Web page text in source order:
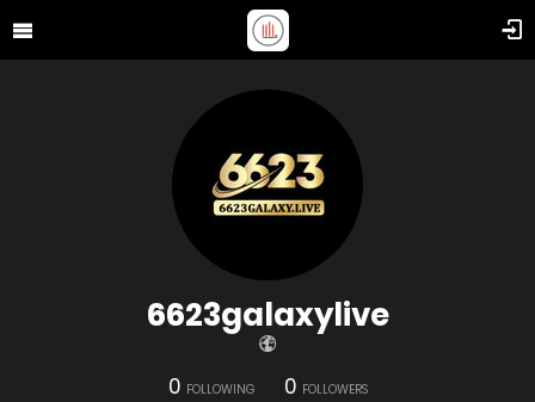
6623galaxylive
0 FOLLOWING 0 FOLLOWERS